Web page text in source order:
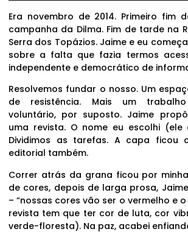
Era novembro de 2014. Primeiro fim
campanha da Dilma. Fim de tarde na
Serra dos Topázios. Jaime e eu
sobre a falta que fazia termos
independente e democrático de
Resolvemos fundar o nosso. Um
de resistência. Mais um
voluntário, por suposto. Jaime
uma revista. O nome eu escolhi (ele
Dividimos as tarefas. A capa ficou
editorial também.
Correr atrás da grana ficou por
de cores, depois de larga prosa,
– “nossas cores vão ser o vermelho e
revista tem que ter cor de luta, cor
verde-floresta). Na paz, acabei